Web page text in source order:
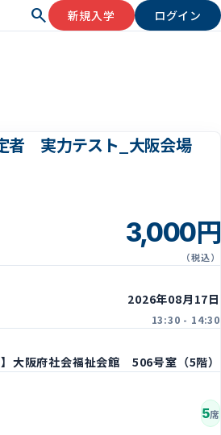
search 新規入学 ログイン
者 実力テスト_大阪会場
3,000円
（税込）
2026年08月17日
13:30 - 14:30
】大阪府社会福祉会館 506号室（5階）
5席